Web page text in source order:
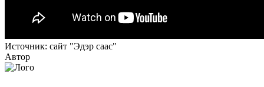
Источник: сайт "Эдэр саас"
Автор